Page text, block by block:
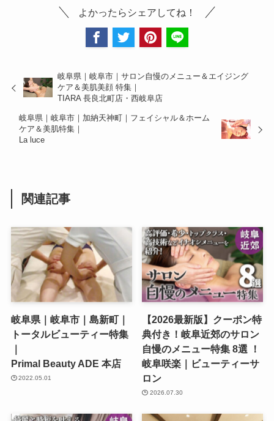
よかったらシェアしてね！
岐阜県｜岐阜市｜サロン自慢のメニュー＆エイジング
ケア＆美肌美顔 特集｜
TIARA 長良北町店・西岐阜店
岐阜県｜岐阜市｜加納天神町｜フェイシャル＆ホーム
ケア＆美肌特集｜
La luce
関連記事
岐阜県｜岐阜市｜島新町｜
トータルビューティー特集
｜
Primal Beauty ADE 本店
2022.05.01
【2026最新版】クーポン特
典付き！岐阜近郊のサロン
自慢のメニュー特集 8選 ！
岐阜咲楽｜ビューティーサ
ロン
2026.07.30